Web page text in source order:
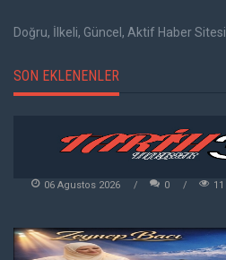
Doğru, İlkeli, Güncel, Aktif Haber Sitesi
SON EKLENENLER
06 Agustos 2026 0 11